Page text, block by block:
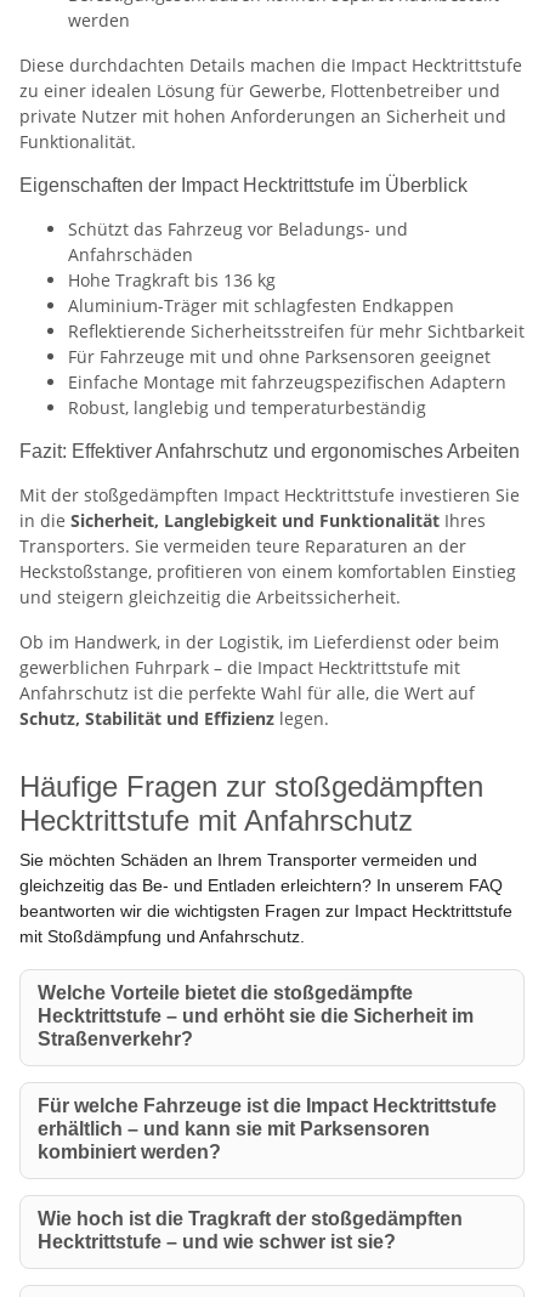
werden
Diese durchdachten Details machen die Impact Hecktrittstufe
zu einer idealen Lösung für Gewerbe, Flottenbetreiber und
private Nutzer mit hohen Anforderungen an Sicherheit und
Funktionalität.
Eigenschaften der Impact Hecktrittstufe im Überblick
Schützt das Fahrzeug vor Beladungs- und
Anfahrschäden
Hohe Tragkraft bis 136 kg
Aluminium-Träger mit schlagfesten Endkappen
Reflektierende Sicherheitsstreifen für mehr Sichtbarkeit
Für Fahrzeuge mit und ohne Parksensoren geeignet
Einfache Montage mit fahrzeugspezifischen Adaptern
Robust, langlebig und temperaturbeständig
Fazit: Effektiver Anfahrschutz und ergonomisches Arbeiten
Mit der stoßgedämpften Impact Hecktrittstufe investieren Sie
in die Sicherheit, Langlebigkeit und Funktionalität Ihres
Transporters. Sie vermeiden teure Reparaturen an der
Heckstoßstange, profitieren von einem komfortablen Einstieg
und steigern gleichzeitig die Arbeitssicherheit.
Ob im Handwerk, in der Logistik, im Lieferdienst oder beim
gewerblichen Fuhrpark – die Impact Hecktrittstufe mit
Anfahrschutz ist die perfekte Wahl für alle, die Wert auf
Schutz, Stabilität und Effizienz legen.
Häufige Fragen zur stoßgedämpften
Hecktrittstufe mit Anfahrschutz
Sie möchten Schäden an Ihrem Transporter vermeiden und
gleichzeitig das Be- und Entladen erleichtern? In unserem FAQ
beantworten wir die wichtigsten Fragen zur Impact Hecktrittstufe
mit Stoßdämpfung und Anfahrschutz.
Welche Vorteile bietet die stoßgedämpfte
Hecktrittstufe – und erhöht sie die Sicherheit im
Straßenverkehr?
Für welche Fahrzeuge ist die Impact Hecktrittstufe
erhältlich – und kann sie mit Parksensoren
kombiniert werden?
Wie hoch ist die Tragkraft der stoßgedämpften
Hecktrittstufe – und wie schwer ist sie?